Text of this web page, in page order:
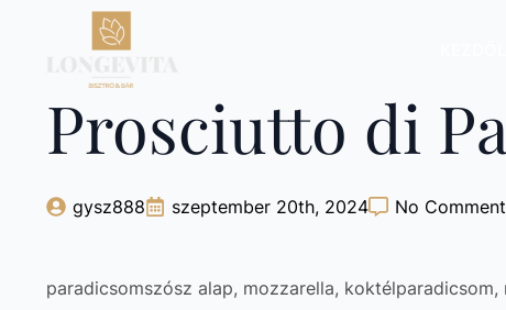
Prosciutto di
gysz888 szeptember 20th, 2024 No
paradicsomszósz alap, mozzarella,